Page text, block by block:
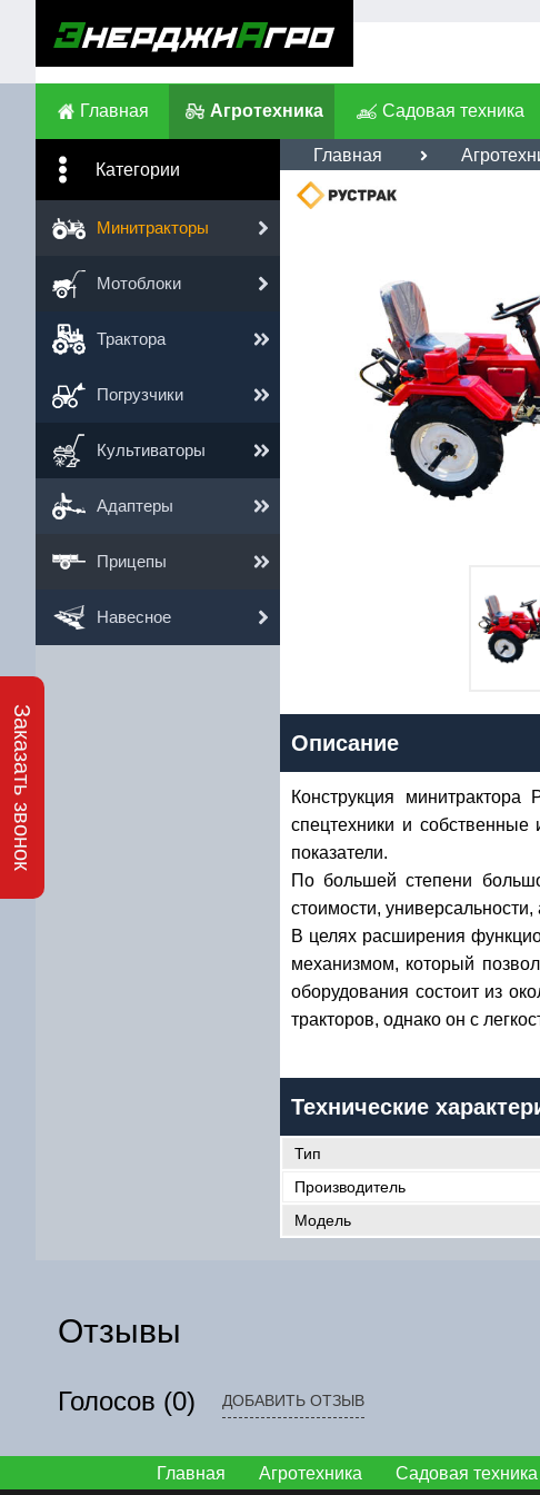
Главная Агротехника Садовая техника
Категории
Минитракторы
Мотоблоки
Трактора
Погрузчики
Культиваторы
Адаптеры
Прицепы
Навесное
Главная
Описание
Конструкция
спецтехники и
показатели.
По большей степени
стоимости,
В целях расширения
механизмом, который
оборудования состоит из
тракторов, однако он с
Технические
Тип
Производитель
Модель
Отзывы
Голосов (0) ДОБАВИТЬ ОТЗЫВ
Телефон
Я даю
Главная Агротехника Садовая техника
Заказать звонок